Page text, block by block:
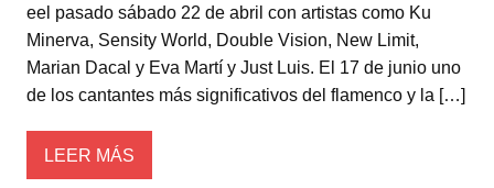
eel pasado sábado 22 de abril con artistas como Ku
Minerva, Sensity World, Double Vision, New Limit,
Marian Dacal y Eva Martí y Just Luis. El 17 de junio uno
de los cantantes más significativos del flamenco y la […]
LEER MÁS